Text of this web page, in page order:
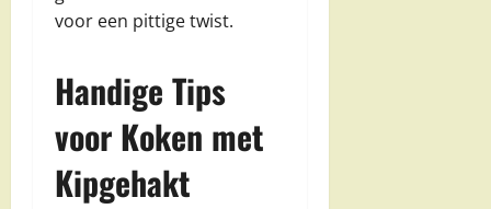
voor een pittige twist.
Handige Tips
voor Koken met
Kipgehakt